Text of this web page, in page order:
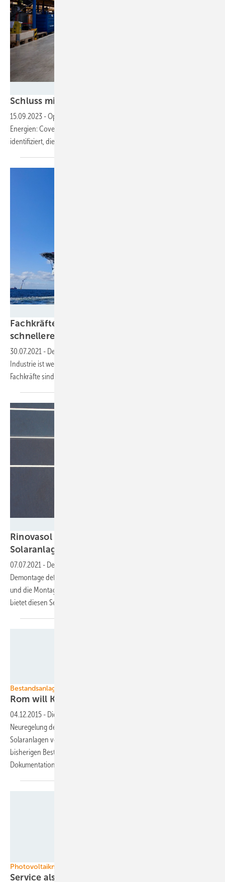
Schluss mit der ewigen Suche nach
15.09.2023 -Optimierung des Ersatzteilmarktes für erneuerbare
Energien: Covento hat fünf Schlüsselprobleme seiner Kunden
identifiziert, die es zu lösen
Fachkräftemangel auf dem Meer und
schnellere
30.07.2021 - Der Wertschöpfungskette der deutschen Offshore-
Industrie ist wegen des Ausbaustopps auf See löchrig geworden.
Fachkräfte sind Mangelware. Was ist zu
Rinovasol bietet neuen Reparaturservice für
Solaranlagen
07.07.2021 - Der neue Service von Rinovasol besteht aus der
Demontage defekter Solarmodule, dem Abtransport in die Werkstatt
und die Montage nach erfolgreicher Reparatur. Das Unternehmen
bietet diesen Service weltweit und kostenlos
Bestandsanlagen in Italien
Rom will Komponententausch
04.12.2015 - Die italienische Regierung hat einen Entwurf für eine
Neuregelung des Komponententauschs an bestehenden
Solaranlagen vorgelegt. Er sieht Vereinfachungen gegenüber den
bisherigen Bestimmungen vor. Vor allem die umfangreiche
Dokumentation soll
Photovoltaikmarkt in den USA
Service als weiteres